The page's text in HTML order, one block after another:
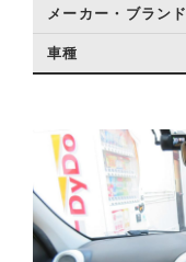
メーカー・ブランド
車種